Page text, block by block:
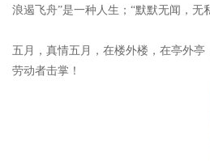
浪遏飞舟”是一种人生；“默默无闻，
五月，真情五月，在楼外楼，在亭外
劳动者击掌！